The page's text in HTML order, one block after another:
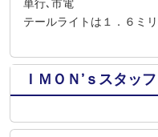
単行､市電
テールライトは１．６ミ
ＩＭＯＮ’ｓスタッ